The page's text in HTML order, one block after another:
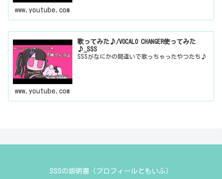
www.youtube.com
歌ってみた♪/VOCALO CHANGER使ってみた
♪_SSS
SSSがなにかの間違いで歌っちゃったやつたち♪
www.youtube.com
SSSの説明書（プロフィールともいふ）